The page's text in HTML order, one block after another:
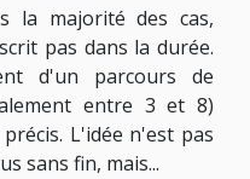
la majorité des cas,
pas dans la durée.
d'un parcours de
entre 3 et 8)
L'idée n'est pas
sans fin, mais...